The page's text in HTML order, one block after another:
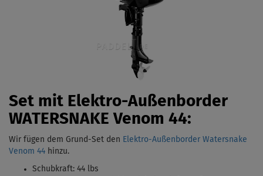
Set mit Elektro-Außenborder
WATERSNAKE Venom 44:
Wir fügen dem Grund-Set den Elektro-Außenborder Watersnake
Venom 44 hinzu.
Schubkraft: 44 lbs